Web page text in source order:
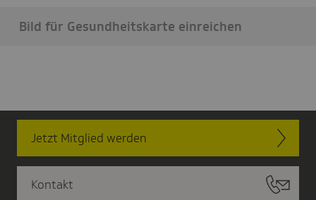
Bild für Gesundheitskarte einreichen
Jetzt Mitglied werden
Kontakt